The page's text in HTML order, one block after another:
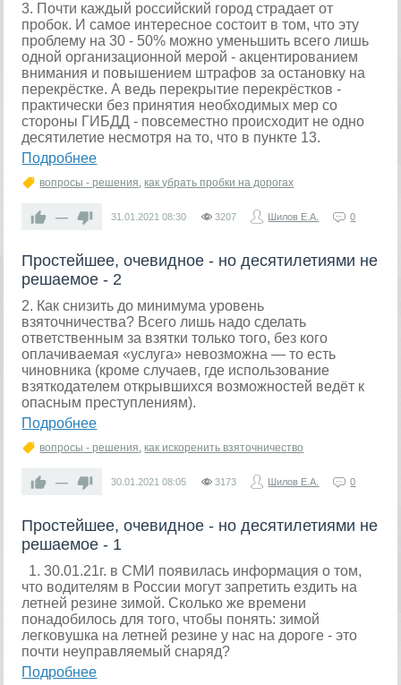
3. Почти каждый российский город страдает от
пробок. И самое интересное состоит в том, что эту
проблему на 30 - 50% можно уменьшить всего лишь
одной организационной мерой - акцентированием
внимания и повышением штрафов за остановку на
перекрёстке. А ведь перекрытие перекрёстков -
практически без принятия необходимых мер со
стороны ГИБДД - повсеместно происходит не одно
десятилетие несмотря на то, что в пункте 13.
Подробнее
вопросы - решения,как убрать пробки на дорогах
— 31.01.2021 08:30 3207 Шилов Е.А. 0
Простейшее, очевидное - но десятилетиями не
решаемое - 2
2. Как снизить до минимума уровень
взяточничества? Всего лишь надо сделать
ответственным за взятки только того, без кого
оплачиваемая «услуга» невозможна — то есть
чиновника (кроме случаев, где использование
взяткодателем открывшихся возможностей ведёт к
опасным преступлениям).
Подробнее
вопросы - решения,как искоренить взяточничество
— 30.01.2021 08:05 3173 Шилов Е.А. 0
Простейшее, очевидное - но десятилетиями не
решаемое - 1
1. 30.01.21г. в СМИ появилась информация о том,
что водителям в России могут запретить ездить на
летней резине зимой. Сколько же времени
понадобилось для того, чтобы понять: зимой
легковушка на летней резине у нас на дороге - это
почти неуправляемый снаряд?
Подробнее